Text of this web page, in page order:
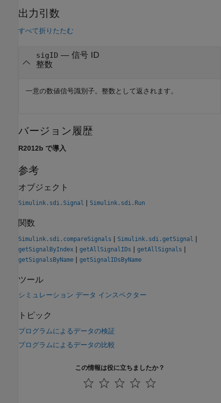
出力引数
すべて折りたたむ
sigID — 信号 ID
整数
一意の数値信号識別子。整数として返されます。
バージョン履歴
R2012b で導入
参考
オブジェクト
Simulink.sdi.Signal | Simulink.sdi.Run
関数
Simulink.sdi.compareSignals | Simulink.sdi.getSignal |
getSignalByIndex | getAllSignalIDs | getAllSignals |
getSignalsByName | getSignalIDsByName
ツール
シミュレーション データ インスペクター
トピック
プログラムによるデータの検証
プログラムによるデータの比較
この情報は役に立ちましたか？